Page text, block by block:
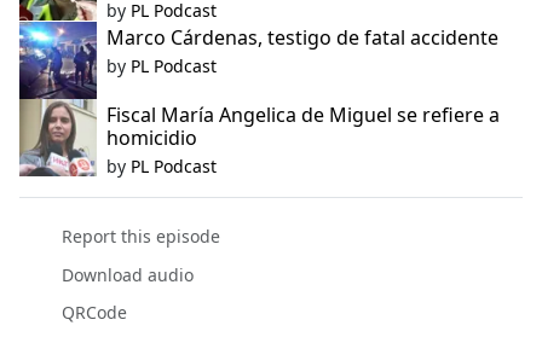
by PL Podcast
Marco Cárdenas, testigo de fatal accidente
by PL Podcast
Fiscal María Angelica de Miguel se refiere a
homicidio
by PL Podcast
Report this episode
Download audio
QRCode